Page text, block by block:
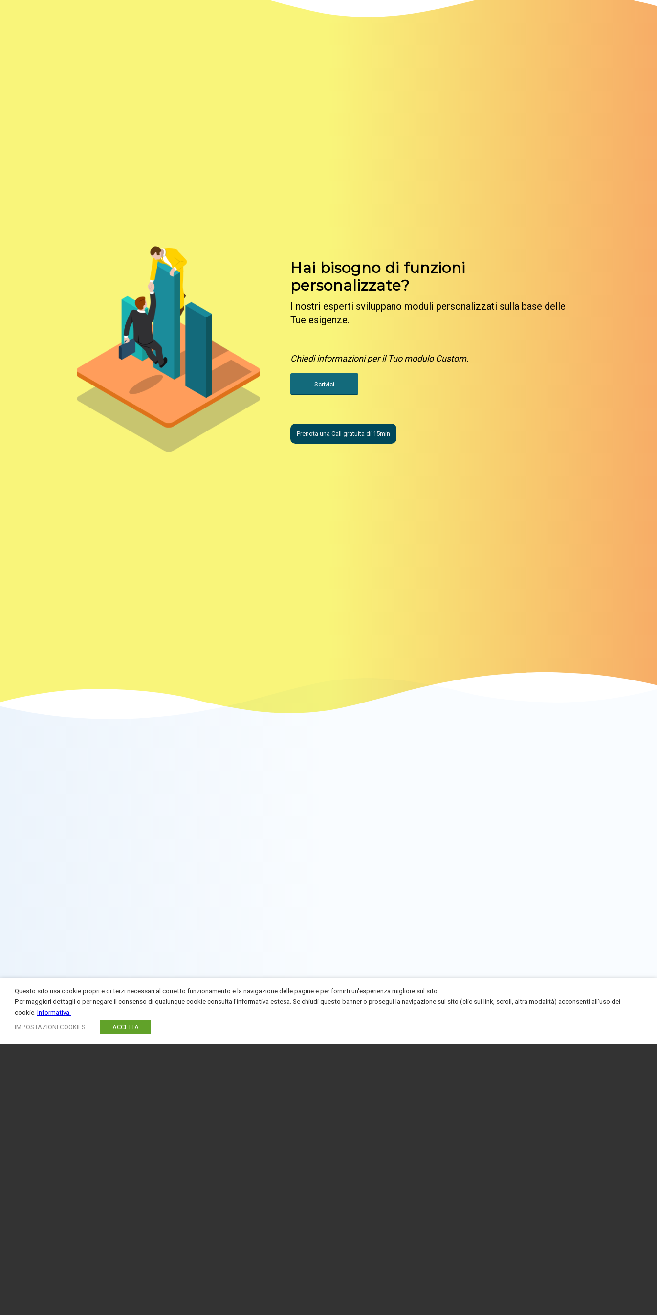
Hai bisogno di funzioni
personalizzate?
I nostri esperti sviluppano moduli personalizzati sulla base delle
Tue esigenze.
Chiedi informazioni per il Tuo modulo Custom.
Scrivici
Prenota una Call gratuita di 15min
Questo sito usa cookie propri e di terzi necessari al corretto funzionamento e la navigazione delle pagine e per fornirti un'esperienza migliore sul sito.
Per maggiori dettagli o per negare il consenso di qualunque cookie consulta l’informativa estesa. Se chiudi questo banner o prosegui la navigazione sul sito (clic sui link, scroll, altra modalità) acconsenti all’uso dei
cookie. Informativa.
IMPOSTAZIONI COOKIES
ACCETTA